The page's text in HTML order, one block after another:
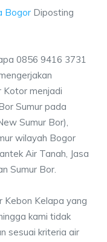
Bogor Diposting
0856 9416 3731
Kotor menjadi
Sumur pada
Sumur Bor),
wilayah Bogor
Air Tanah, Jasa
Sumur Bor.
Kebon Kelapa yang
kami tidak
sesuai kriteria air